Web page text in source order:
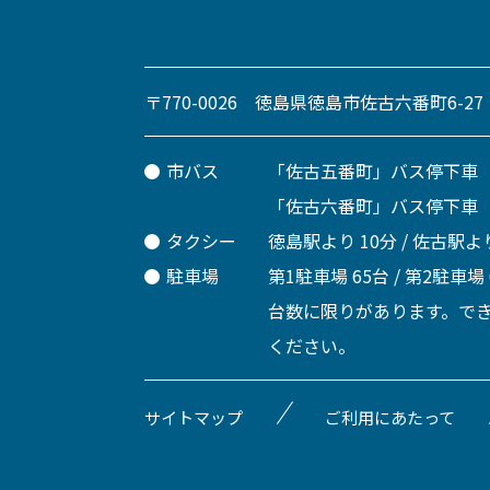
〒770-0026 徳島県徳島市佐古六番町6-27
市バス
「佐古五番町」バス停下
「佐古六番町」バス停下
タクシー
徳島駅より 10分 / 佐古駅
駐車場
第1駐車場 65台 / 第2駐車
台数に限りがあります。で
ください。
サイトマップ ご利用にあたって